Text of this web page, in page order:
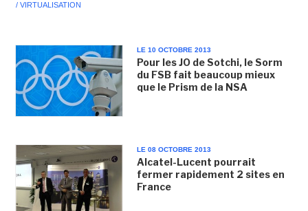
/ VIRTUALISATION
LE 10 OCTOBRE 2013
Pour les JO de Sotchi, le Sorm
du FSB fait beaucoup mieux
que le Prism de la NSA
LE 08 OCTOBRE 2013
Alcatel-Lucent pourrait
fermer rapidement 2 sites en
France